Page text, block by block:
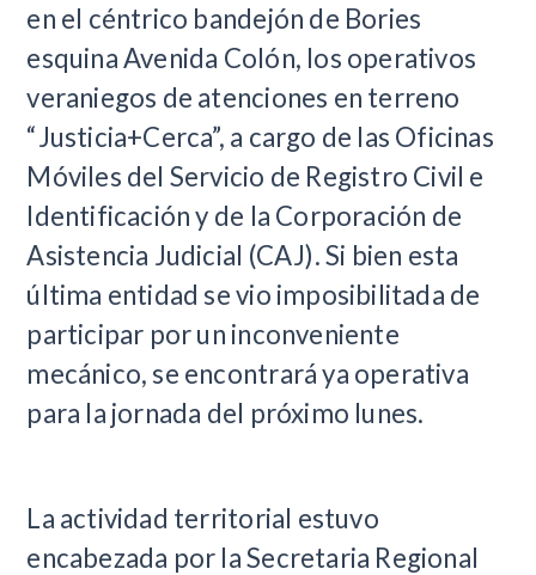
en el céntrico bandejón de Bories
esquina Avenida Colón, los operativos
veraniegos de atenciones en terreno
“Justicia+Cerca”, a cargo de las Oficinas
Móviles del Servicio de Registro Civil e
Identificación y de la Corporación de
Asistencia Judicial (CAJ). Si bien esta
última entidad se vio imposibilitada de
participar por un inconveniente
mecánico, se encontrará ya operativa
para la jornada del próximo lunes.
La actividad territorial estuvo
encabezada por la Secretaria Regional